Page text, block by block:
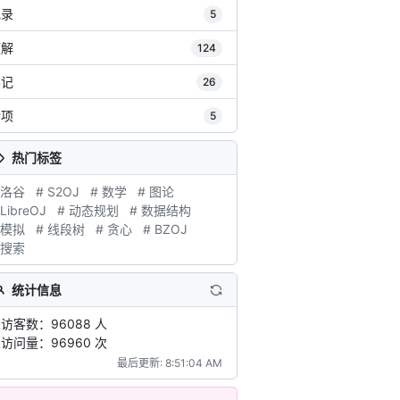
5
124
26
5
热门标签
谷 # S2OJ # 数学
# 图论
# 动态规划
# 数据结构
拟
# 线段树 # 贪心
# BZOJ
索
统计信息
客数：96088 人
问量：96960 次
最后更新: 8:51:04 AM